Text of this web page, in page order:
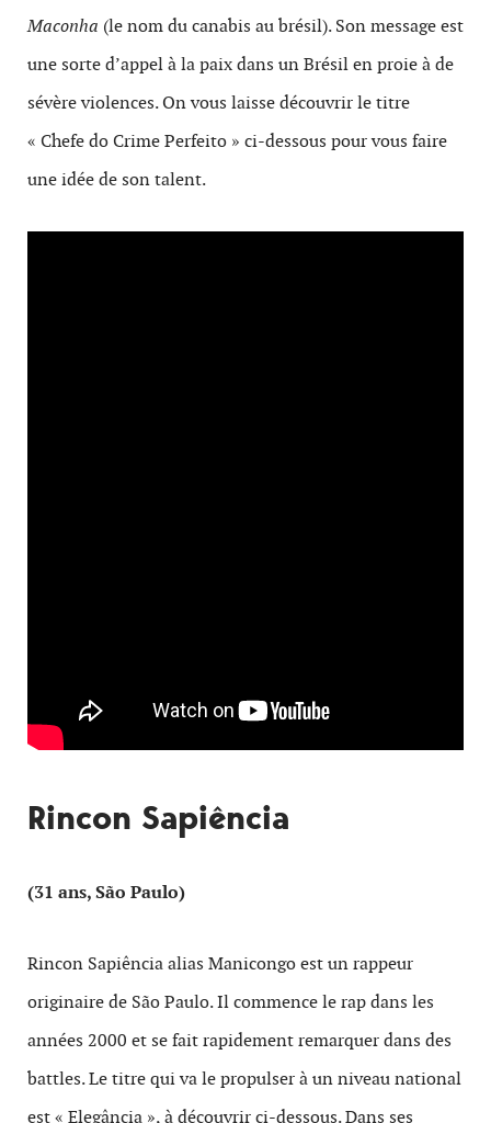
Maconha (le nom du canabis au brésil). Son message est
une sorte d’appel à la paix dans un Brésil en proie à de
sévère violences. On vous laisse découvrir le titre
« Chefe do Crime Perfeito » ci-dessous pour vous faire
une idée de son talent.
Rincon Sapiência
(31 ans, São Paulo)
Rincon Sapiência alias Manicongo est un rappeur
originaire de São Paulo. Il commence le rap dans les
années 2000 et se fait rapidement remarquer dans des
battles. Le titre qui va le propulser à un niveau national
est « Elegância », à découvrir ci-dessous. Dans ses